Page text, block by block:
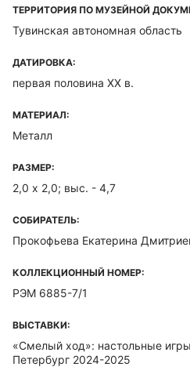
ТЕРРИТОРИЯ ПО МУЗЕЙНОЙ
Тувинская автономная область
ДАТИРОВКА:
первая половина ХХ в.
МАТЕРИАЛ:
Металл
РАЗМЕР:
2,0 х 2,0; выс. - 4,7
СОБИРАТЕЛЬ:
Прокофьева Екатерина
КОЛЛЕКЦИОННЫЙ НОМЕР:
РЭМ 6885-7/1
ВЫСТАВКИ:
«Смелый ход»: настольные
Петербург 2024-2025